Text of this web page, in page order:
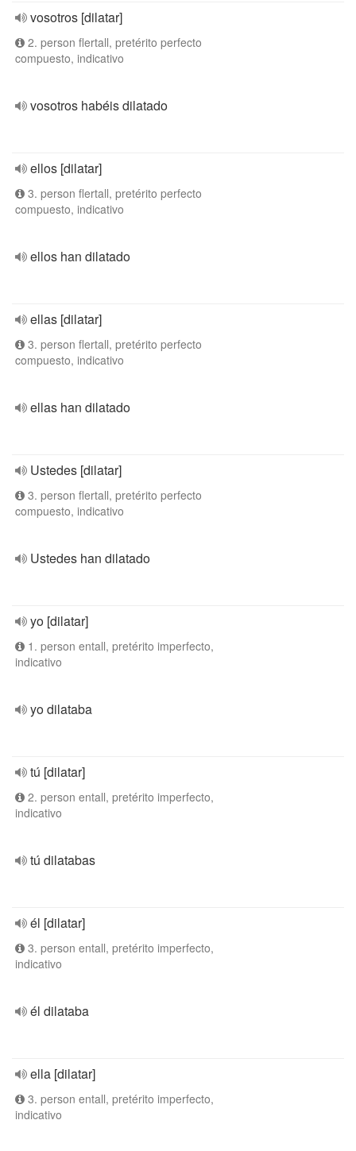
vosotros [dilatar]
2. person flertall, pretérito perfecto
compuesto, indicativo
vosotros habéis dilatado
ellos [dilatar]
3. person flertall, pretérito perfecto
compuesto, indicativo
ellos han dilatado
ellas [dilatar]
3. person flertall, pretérito perfecto
compuesto, indicativo
ellas han dilatado
Ustedes [dilatar]
3. person flertall, pretérito perfecto
compuesto, indicativo
Ustedes han dilatado
yo [dilatar]
1. person entall, pretérito imperfecto,
indicativo
yo dilataba
tú [dilatar]
2. person entall, pretérito imperfecto,
indicativo
tú dilatabas
él [dilatar]
3. person entall, pretérito imperfecto,
indicativo
él dilataba
ella [dilatar]
3. person entall, pretérito imperfecto,
indicativo